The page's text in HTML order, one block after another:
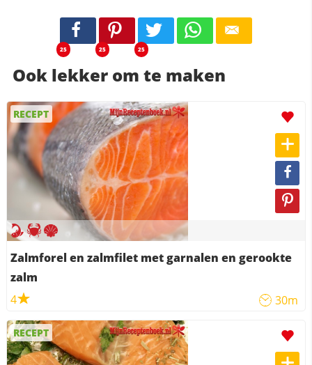
25 25 25
Ook lekker om te maken
RECEPT
Zalmforel en zalmfilet met garnalen en gerookte
zalm
4
30m
RECEPT